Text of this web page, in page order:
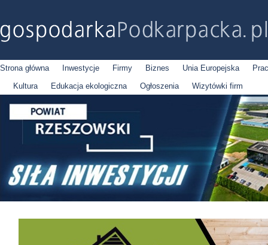
Strona główna Inwestycje Firmy Biznes Unia Europejska
Kultura
Edukacja ekologiczna Ogłoszenia Wizytówki firm